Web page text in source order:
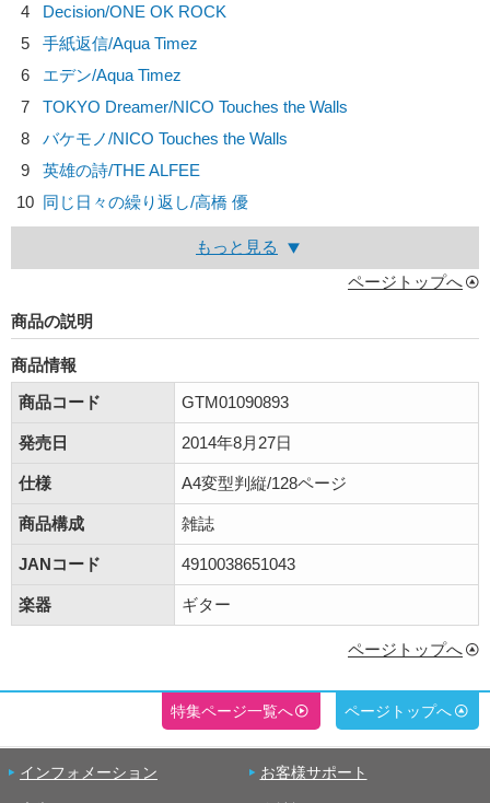
4
Decision/ONE OK ROCK
5
手紙返信/Aqua Timez
6
エデン/Aqua Timez
7
TOKYO Dreamer/NICO Touches the Walls
8
バケモノ/NICO Touches the Walls
9
英雄の詩/THE ALFEE
10 同じ日々の繰り返し/高橋 優
もっと見る
ページトップへ
商品の説明
商品情報
商品コード
GTM01090893
発売日 2014年8月27日
仕様 A4変型判縦/128ページ
商品構成 雑誌
JANコード 4910038651043
楽器 ギター
ページトップへ
特集ページ一覧へ ページトップへ
インフォメーション お客様サポート